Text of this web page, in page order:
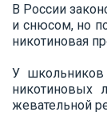
В России
и снюсом, но
никотиновая
У школьников
никотиновых
жевательной